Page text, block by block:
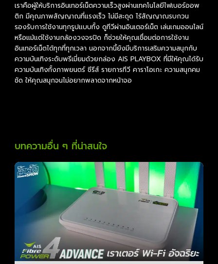
เราคือผู้ให้บริการอินเทอร์เน็ตความเร็วสูงผ่านเทคโนโลยีไฟเบอร์ออพ
ติก มีคุณภาพสัญญาณที่แรงเร็ว ไม่มีสะดุด ไร้สัญญาณรบกวน
รองรับการใช้งานทุกรูปแบบทั้ง ดูทีวีผ่านอินเตอร์เน็ต เล่นเกมออนไลน์
หรือแม้แต่ใช้งานกล้องวงจรปิด ก็ช่วยให้คุณเชื่อมต่อการใช้งาน
อินเทอร์เน็ตได้ทุกที่ทุกเวลา นอกจากนี้ยังมีบริการเสริมความสนุกกับ
ความบันเทิงระดับพรีเมี่ยมด้วยกล่อง AIS PLAYBOX ที่มีให้คุณได้รับ
ความบันเทิงทั้งภาพยนตร์ ซีรีส์ รายการทีวี คาราโอเกะ ความสนุกคม
ชัด ให้คุณสนุกจนไม่อยากพลาดจากหน้าจอ
บทความอื่น ๆ ที่น่าสนใจ
P
a
g
e
P
g
P
a
g
P
a
g
e